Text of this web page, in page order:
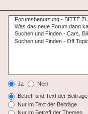
Ja Nein
Betreff und Text der Beiträge
Nur im Text der Beiträge
Nur im Betreff der Themen